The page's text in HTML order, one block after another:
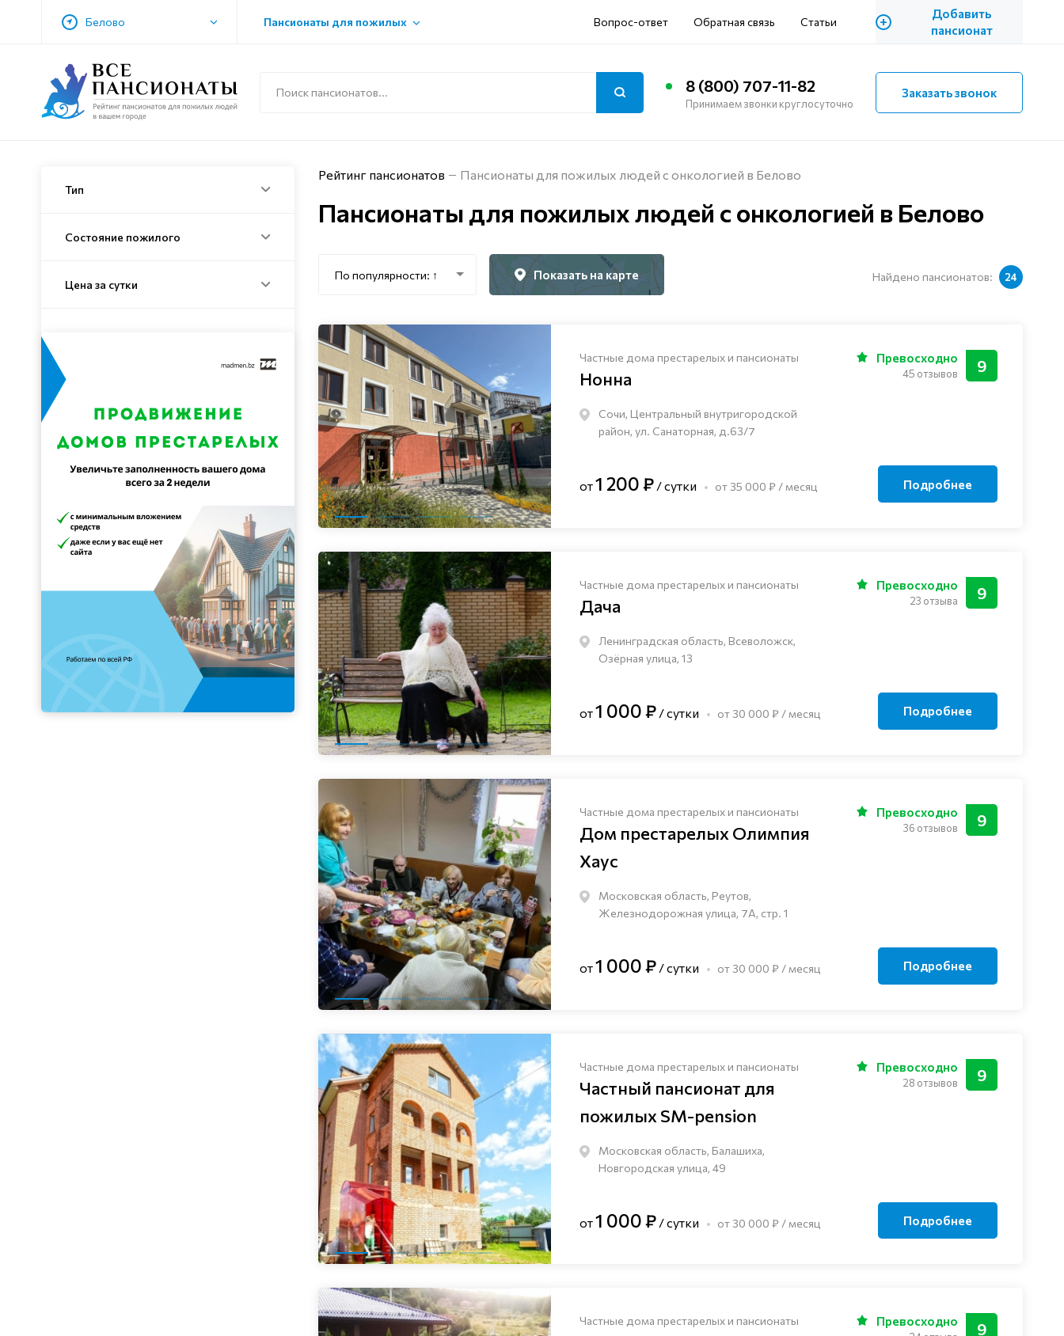
Белово Пансионаты для пожилых Вопрос-ответ Обратная связь Статьи +
Добавить
пансионат
8 (800) 707-11-82
Принимаем звонки круглосуточно
Заказать звонок
Тип
Состояние пожилого
Цена за сутки
Рейтинг пансионатов Пансионаты для пожилых людей с онкологией в Белово
Пансионаты для пожилых людей с онкологией в Белово
По популярности: ↑ Показать на карте Найдено пансионатов: 24
Частные дома престарелых и пансионаты
Нонна
Сочи, Центральный внутригородской
район, ул. Санаторная, д.63/7
9
Превосходно
45 отзывов
от1 200 ₽ / сутки от 35 000 ₽ / месяц Подробнее
Частные дома престарелых и пансионаты
Дача
Ленинградская область, Всеволожск,
Озёрная улица, 13
9
Превосходно
23 отзыва
от1 000 ₽ / сутки от 30 000 ₽ / месяц Подробнее
Частные дома престарелых и пансионаты
Дом престарелых Олимпия
Хаус
Московская область, Реутов,
Железнодорожная улица, 7А, стр. 1
9
Превосходно
36 отзывов
от1 000 ₽ / сутки от 30 000 ₽ / месяц Подробнее
Частные дома престарелых и пансионаты
Частный пансионат для
пожилых SM-pension
Московская область, Балашиха,
Новгородская улица, 49
9
Превосходно
28 отзывов
от1 000 ₽ / сутки от 30 000 ₽ / месяц Подробнее
Частные дома престарелых и пансионаты 9
Превосходно